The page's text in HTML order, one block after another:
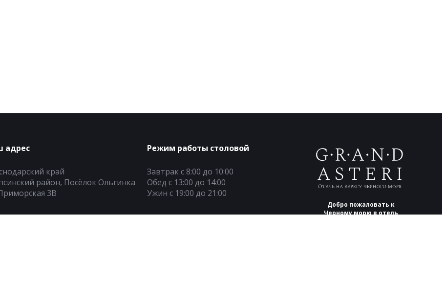
адрес
край
район, Посёлок Ольгинка
3В
Режим работы столовой
Завтрак с 8:00 до 10:00
Обед с 13:00 до 14:00
Ужин с 19:00 до 21:00
Добро пожаловать к
Черному морю в отель